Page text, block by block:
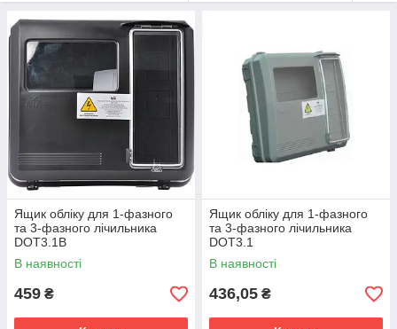
Ящик обліку для 1-фазного
та 3-фазного лічильника
DOT3.1В
В наявності
459 ₴
Ящик обліку для 1-фазного
та 3-фазного лічильника
DOT3.1
В наявності
436,05 ₴